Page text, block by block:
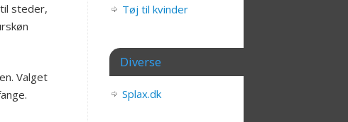
steder,
Valget
Tøj til kvinder
Diverse
Splax.dk